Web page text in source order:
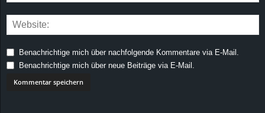
Benachrichtige mich über nachfolgende Kommentare via E-Mail.
Benachrichtige mich über neue Beiträge via E-Mail.